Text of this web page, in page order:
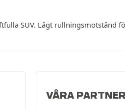
SUV. Lågt
VÅRA